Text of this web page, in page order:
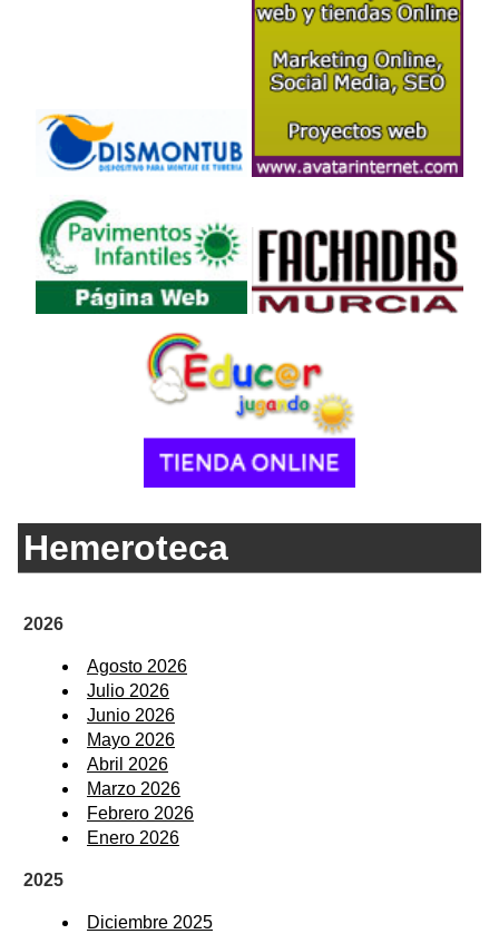
Hemeroteca
2026
Agosto 2026
Julio 2026
Junio 2026
Mayo 2026
Abril 2026
Marzo 2026
Febrero 2026
Enero 2026
2025
Diciembre 2025